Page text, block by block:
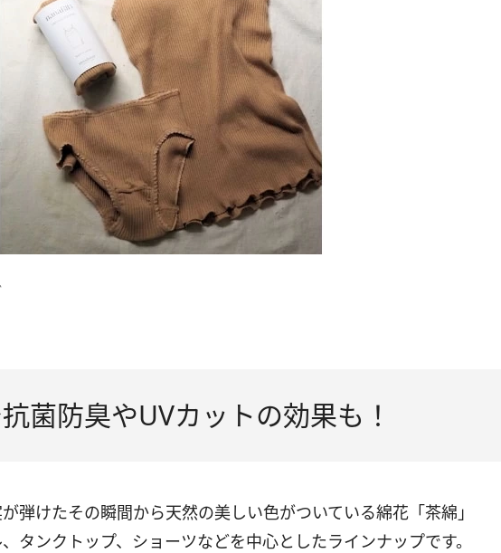
菌防臭やUVカットの効果も！
弾けたその瞬間から天然の美しい色がついている綿花「茶綿」
タンクトップ、ショーツなどを中心としたラインナップです。